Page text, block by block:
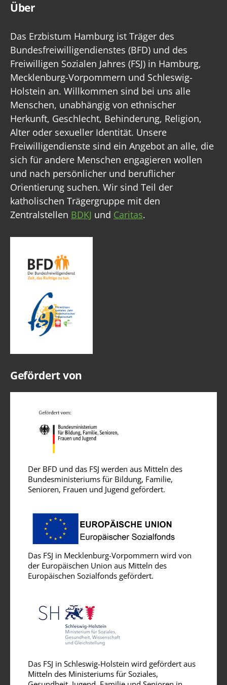
Über
Das Erzbistum Hamburg ist Träger des
Bundesfreiwilligendienstes (BFD) und des
Freiwilligen Sozialen Jahres (FSJ) in Hamburg,
Mecklenburg-Vorpommern und Schleswig-
Holstein an. Willkommen sind bei uns alle
Menschen, unabhängig von ethnischer
Herkunft, Geschlecht, Behinderung, Religion,
Alter oder sexueller Identität. Unsere
Freiwilligendienste sind ein Angebot an alle, die
sich für andere Menschen engagieren wollen
und nach persönlicher und beruflicher
Orientierung suchen. Wir sind Teil der
katholischen Trägergruppe mit den
Zentralstellen BDKJ und Caritas.
Gefördert von
Der BFD und das FSJ werden aus Mitteln des
Bundesministeriums für Bildung, Familie,
Senioren, Frauen und Jugend gefördert.
Das FSJ in Mecklenburg-Vorpommern wird von
der Europäischen Union aus Mitteln des
Europäischen Sozialfonds gefördert.
Das FSJ in Schleswig-Holstein wird gefördert aus
Mitteln des Ministeriums für Soziales,